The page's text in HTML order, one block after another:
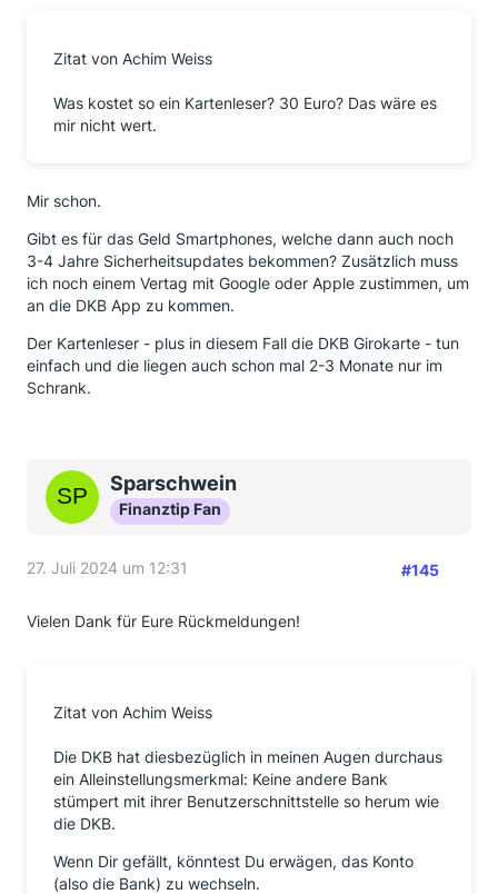
Zitat von Achim Weiss
Was kostet so ein Kartenleser? 30 Euro? Das wäre es
mir nicht wert.
Mir schon.
Gibt es für das Geld Smartphones, welche dann auch noch
3-4 Jahre Sicherheitsupdates bekommen? Zusätzlich muss
ich noch einem Vertag mit Google oder Apple zustimmen, um
an die DKB App zu kommen.
Der Kartenleser - plus in diesem Fall die DKB Girokarte - tun
einfach und die liegen auch schon mal 2-3 Monate nur im
Schrank.
Sparschwein
Finanztip Fan
27. Juli 2024 um 12:31 #145
Vielen Dank für Eure Rückmeldungen!
Zitat von Achim Weiss
Die DKB hat diesbezüglich in meinen Augen durchaus
ein Alleinstellungsmerkmal: Keine andere Bank
stümpert mit ihrer Benutzerschnittstelle so herum wie
die DKB.
Wenn Dir gefällt, könntest Du erwägen, das Konto
(also die Bank) zu wechseln.